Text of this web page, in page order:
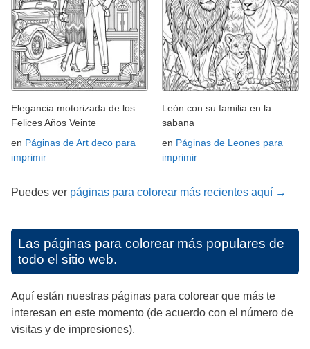
Elegancia motorizada de los
Felices Años Veinte
en Páginas de Art deco para
imprimir
León con su familia en la
sabana
en Páginas de Leones para
imprimir
Puedes ver páginas para colorear más recientes aquí →
Las páginas para colorear más populares de
todo el sitio web.
Aquí están nuestras páginas para colorear que más te
interesan en este momento (de acuerdo con el número de
visitas y de impresiones).